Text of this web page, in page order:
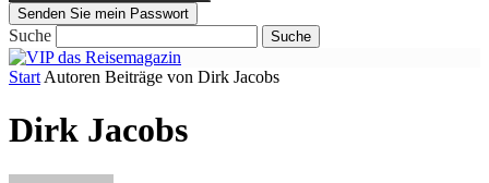
Suche
Start Autoren Beiträge von Dirk Jacobs
Dirk Jacobs